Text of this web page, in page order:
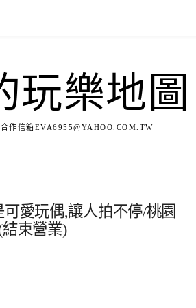
玩樂地圖
作信箱EVA6955@YAHOO.COM.TW
愛玩偶,讓人拍不停/桃園
束營業)